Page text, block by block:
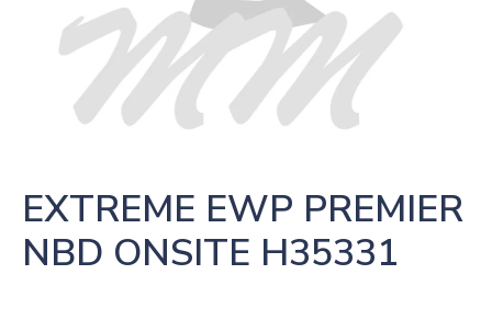
EXTREME EWP PREMIER
NBD ONSITE H35331